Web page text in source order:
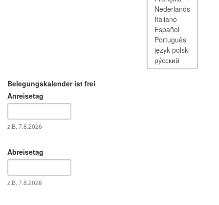
Belegungskalender ist frei
Anreisetag
Datum
z.B. 7.8.2026
Abreisetag
Datum
z.B. 7.8.2026